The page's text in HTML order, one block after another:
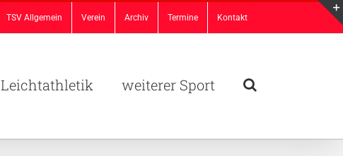
TSV Allgemein Verein Archiv Termine Kontakt
Leichtathletik weiterer Sport